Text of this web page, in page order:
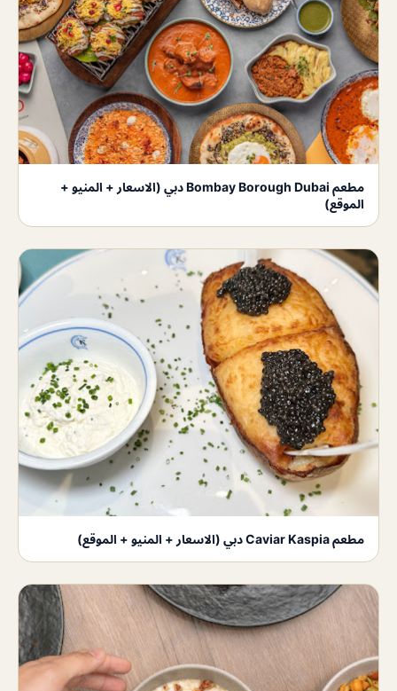
مطعم Bombay Borough Dubai دبي (الاسعار + المنيو +
الموقع)
مطعم Caviar Kaspia دبي (الاسعار + المنيو + الموقع)